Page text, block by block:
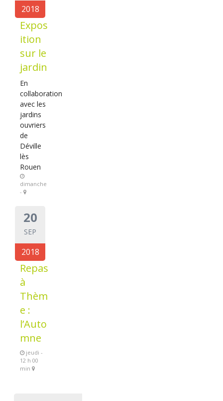
2018
Expos
ition
sur le
jardin
En
collaboration
avec les
jardins
ouvriers
de
Déville
lès
Rouen
dimanche
-
20
SEP
2018
Repas
à
Thèm
e :
l’Auto
mne
jeudi -
12 h 00
min